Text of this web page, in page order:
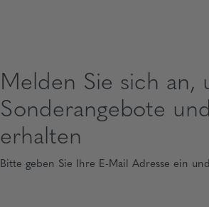
Melden Sie sich an,
Sonderangebote
erhalten
Bitte geben Sie Ihre E-Mail Adresse ein